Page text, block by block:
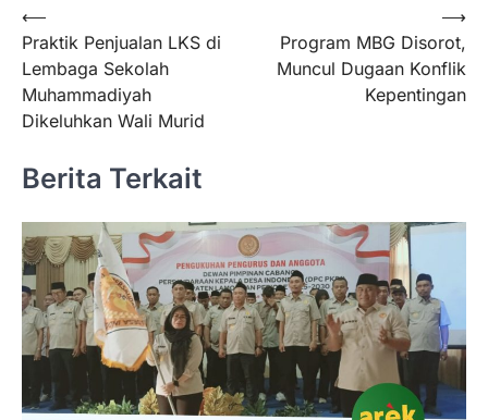
Navigasi
pos
⟵
Praktik Penjualan LKS di
Lembaga Sekolah
Muhammadiyah
Dikeluhkan Wali Murid
Program MBG Disorot,
Muncul Dugaan Konflik
Kepentingan
⟶
Berita Terkait